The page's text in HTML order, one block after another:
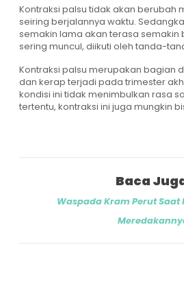
Kontraksi palsu tidak akan berubah
seiring berjalannya waktu.
semakin lama akan terasa semakin
sering muncul, diikuti oleh tanda-
Kontraksi palsu merupakan bagian
dan kerap terjadi pada trimester
kondisi ini tidak menimbulkan rasa
tertentu, kontraksi ini juga mungkin
Baca
Waspada Kram Perut